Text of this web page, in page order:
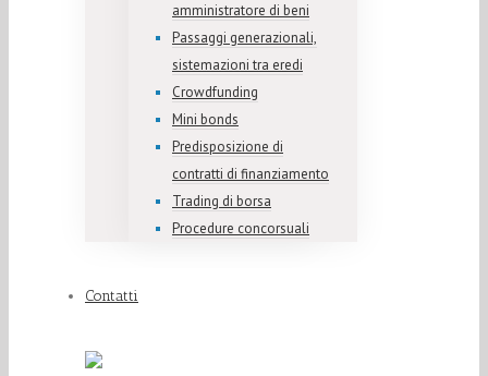
amministratore di beni
Passaggi generazionali,
sistemazioni tra eredi
Crowdfunding
Mini bonds
Predisposizione di
contratti di finanziamento
Trading di borsa
Procedure concorsuali
Contatti